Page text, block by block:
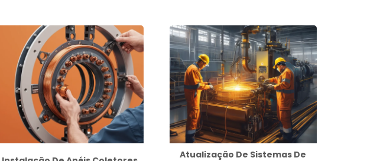
Atualização De Sistemas De